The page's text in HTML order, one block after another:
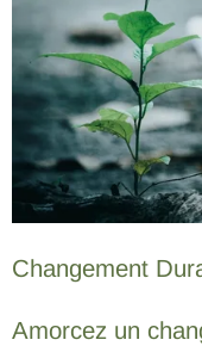
Changement
Amorcez un